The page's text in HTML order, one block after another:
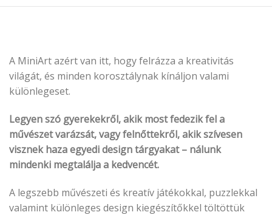
A MiniArt azért van itt, hogy felrázza a kreativitás
világát, és minden korosztálynak kínáljon valami
különlegeset.
Legyen szó gyerekekről, akik most fedezik fel a
művészet varázsát, vagy felnőttekről, akik szívesen
visznek haza egyedi design tárgyakat – nálunk
mindenki megtalálja a kedvencét.
A legszebb művészeti és kreatív játékokkal, puzzlekkal
valamint különleges design kiegészítőkkel töltöttük